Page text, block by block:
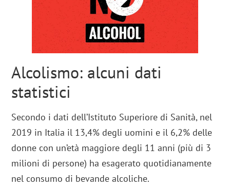
Alcolismo: alcuni dati
statistici
Secondo i dati dell’Istituto Superiore di Sanità, nel
2019 in Italia il 13,4% degli uomini e il 6,2% delle
donne con un’età maggiore degli 11 anni (più di 3
milioni di persone) ha esagerato quotidianamente
nel consumo di bevande alcoliche.